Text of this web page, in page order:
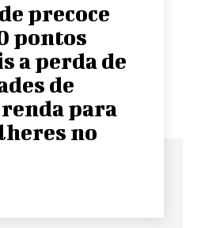
precoce
pontos
a perda de
de
para
no